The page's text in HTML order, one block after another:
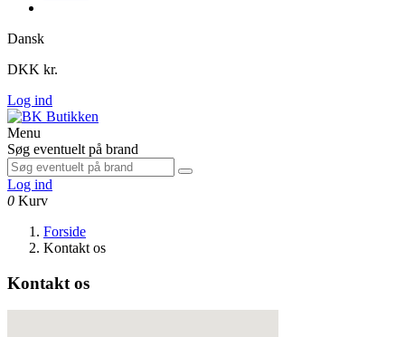
Dansk
DKK kr.
Log ind
Menu
Søg eventuelt på brand
Log ind
0 Kurv
Forside
Kontakt os
Kontakt os